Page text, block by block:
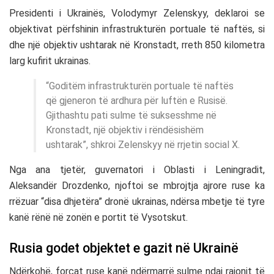
Presidenti i Ukrainës, Volodymyr Zelenskyy, deklaroi se
objektivat përfshinin infrastrukturën portuale të naftës, si
dhe një objektiv ushtarak në Kronstadt, rreth 850 kilometra
larg kufirit ukrainas.
“Goditëm infrastrukturën portuale të naftës
që gjeneron të ardhura për luftën e Rusisë.
Gjithashtu pati sulme të suksesshme në
Kronstadt, një objektiv i rëndësishëm
ushtarak”, shkroi Zelenskyy në rrjetin social X.
Nga ana tjetër, guvernatori iOblasti i Leningradit,
Aleksandër Drozdenko, njoftoi se mbrojtja ajrore ruse ka
rrëzuar “disa dhjetëra” dronë ukrainas, ndërsa mbetje të tyre
kanë rënë në zonën e portit të Vysotskut.
Rusia godet objektet e gazit në Ukrainë
Ndërkohë, forcat ruse kanë ndërmarrë sulme ndaj rajonit të